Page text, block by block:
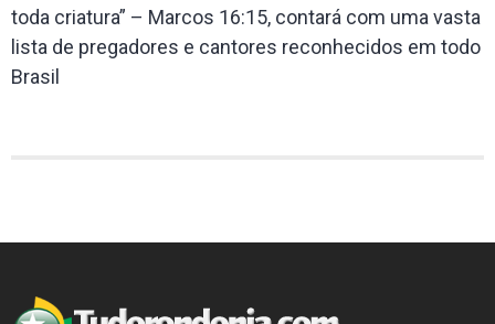
toda criatura” – Marcos 16:15, contará com uma vasta
lista de pregadores e cantores reconhecidos em todo
Brasil